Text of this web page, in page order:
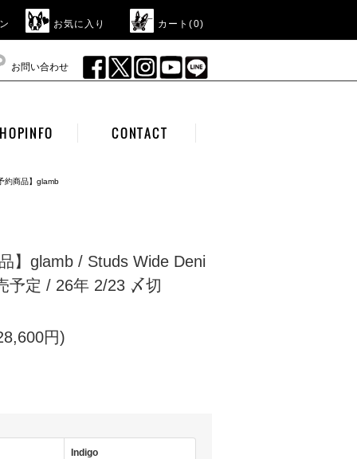
お気に入り カート(0)
お問い合わせ
CONTACT
約商品】glamb
】glamb / Studs Wide Deni
予定 / 26年 2/23 〆切
円)
Indigo